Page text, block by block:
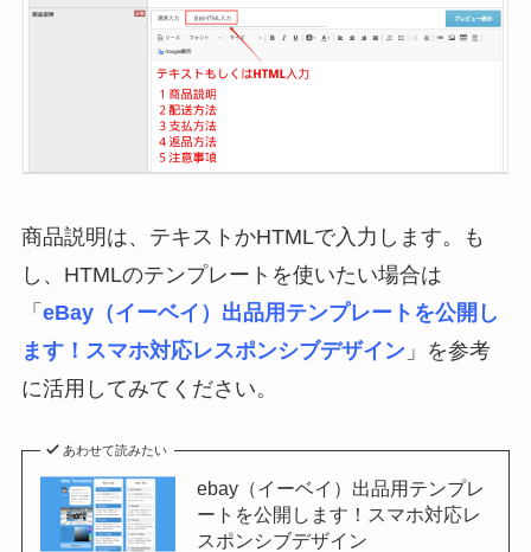
商品説明は、テキストかHTMLで入力します。も
し、HTMLのテンプレートを使いたい場合は
「 eBay（イーベイ）出品用テンプレートを公開し
ます！スマホ対応レスポンシブデザイン」を参考
に活用してみてください。
あわせて読みたい
ebay（イーベイ）出品用テンプレ
ートを公開します！スマホ対応レ
スポンシブデザイン